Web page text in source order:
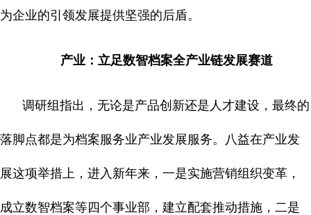
为企业的引领发展提供坚强的后盾。
产业：立足数智档案全产业链发展赛道
调研组指出，无论是产品创新还是人才建设，最终的
落脚点都是为档案服务业产业发展服务。八益在产业发
展这项举措上，进入新年来，一是实施营销组织变革，
成立数智档案等四个事业部，建立配套推动措施，二是